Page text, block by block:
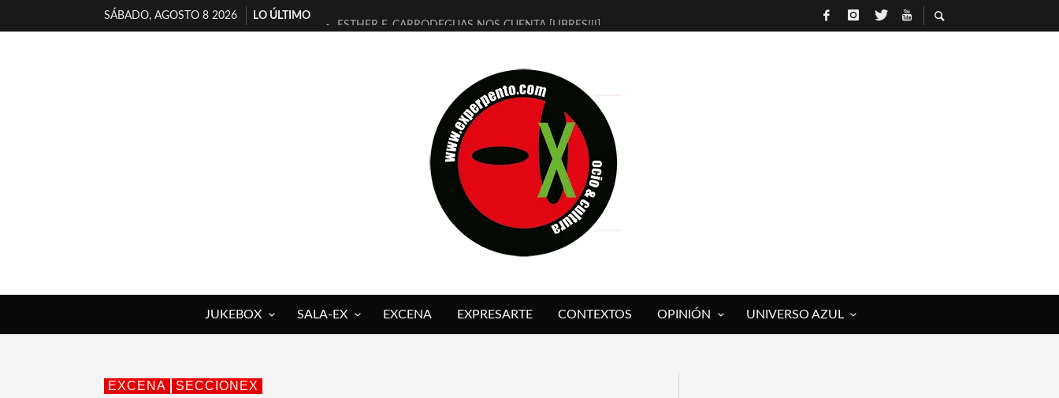
SÁBADO, AGOSTO 8 2026
LO ÚLTIMO
ESTHER F. CARRODEGUAS NOS CUENTA [LIBRES!!!]
[ELECTRA JONDA] DE JUAN GUERRERO ZAMORA
TIMBRE 4, LA ESCUELA DEL DIRECTOR TEATRAL CLAUDIO TOLCACHIR
30 AÑOS (NO ES NADA) DE LA KATARSIS DEL TOMATAZO
MILITARES JUDÍAS EN #EXVITA
D’BALDOMEROS REINVENTAN [BITÁCORA 3.0] EN EXVITA
MARSHALL FLASH PRESENTA EN EXVITA [RELATIVA SENCILLEZ]
JOFRE BARDAGÍ EN EXVITA INTERPRETANDO A SERRAT
JUKEBOX SALA-EX EXCENA EXPRESARTE CONTEXTOS OPINIÓN UNIVERSO AZUL
EXCENA SECCIONEX